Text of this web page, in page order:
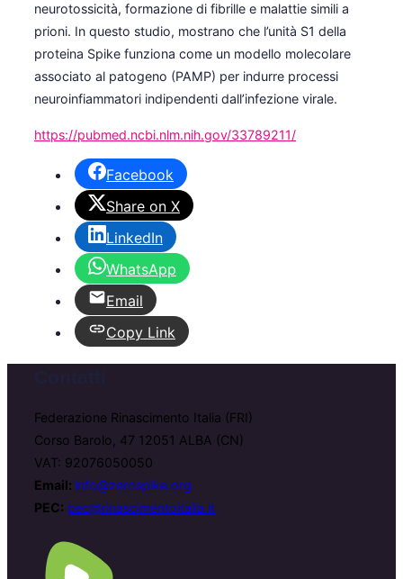
neurotossicità, formazione di fibrille e malattie simili a
prioni. In questo studio, mostrano che l’unità S1 della
proteina Spike funziona come un modello molecolare
associato al patogeno (PAMP) per indurre processi
neuroinfiammatori indipendenti dall’infezione virale.
https://pubmed.ncbi.nlm.nih.gov/33789211/
Facebook
Share on X
LinkedIn
WhatsApp
Email
Copy Link
Federazione Rinascimento Italia (FRI)
Corso Barolo, 47 12051 ALBA (CN)
VAT: 92076050050
Email: info@zerospike.org
PEC: pec@rinascimentoitalia.it